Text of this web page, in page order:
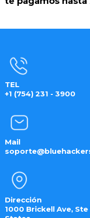
TEL
+1 (754) 231 - 3900
Mail
Dirección
1000 Brickell Ave, Ste